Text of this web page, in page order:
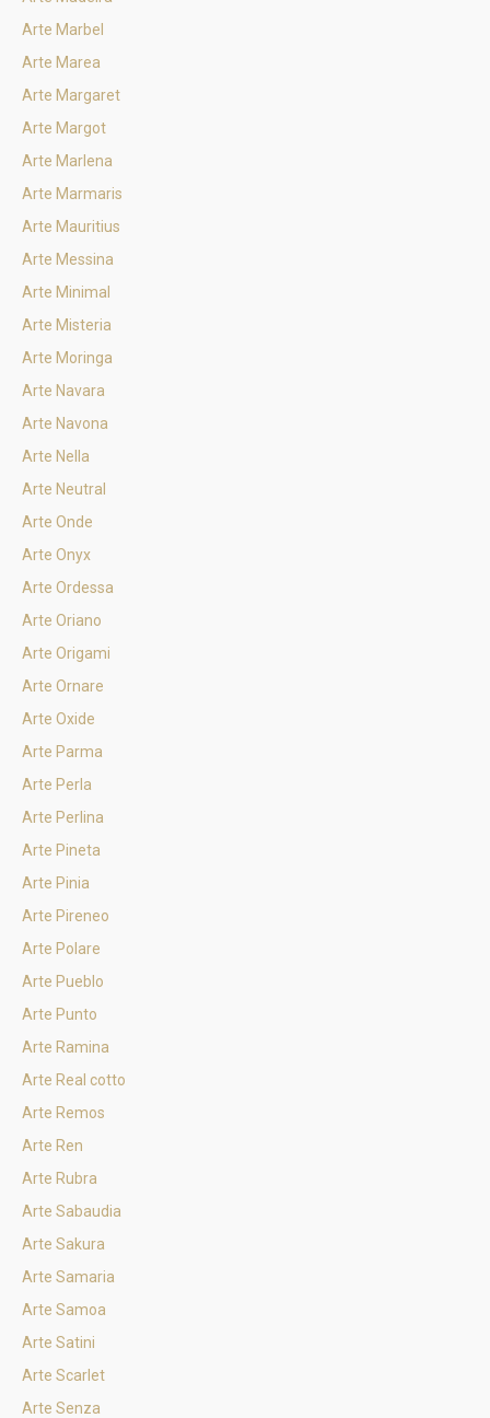
Arte Marbel
Arte Marea
Arte Margaret
Arte Margot
Arte Marlena
Arte Marmaris
Arte Mauritius
Arte Messina
Arte Minimal
Arte Misteria
Arte Moringa
Arte Navara
Arte Navona
Arte Nella
Arte Neutral
Arte Onde
Arte Onyx
Arte Ordessa
Arte Oriano
Arte Origami
Arte Ornare
Arte Oxide
Arte Parma
Arte Perla
Arte Perlina
Arte Pineta
Arte Pinia
Arte Pireneo
Arte Polare
Arte Pueblo
Arte Punto
Arte Ramina
Arte Real cotto
Arte Remos
Arte Ren
Arte Rubra
Arte Sabaudia
Arte Sakura
Arte Samaria
Arte Samoa
Arte Satini
Arte Scarlet
Arte Senza